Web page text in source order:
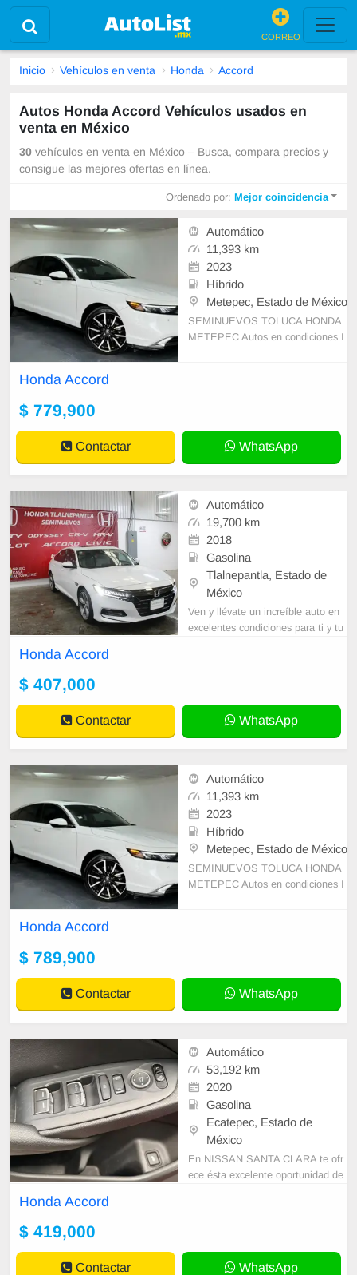
CORREO
Inicio Vehículos en venta Honda Accord
Autos Honda Accord Vehículos usados en
venta en México
30 vehículos en venta en México – Busca, compara precios y
consigue las mejores ofertas en línea.
Ordenado por:Mejor coincidencia
Automático
11,393 km
2023
Híbrido
Metepec, Estado de México
SEMINUEVOS TOLUCA HONDA
METEPEC Autos en condiciones I
Honda Accord
$ 779,900
Contactar WhatsApp
Automático
19,700 km
2018
Gasolina
Tlalnepantla, Estado de
México
Ven y llévate un increíble auto en
excelentes condiciones para ti y tu
Honda Accord
$ 407,000
Contactar WhatsApp
Automático
11,393 km
2023
Híbrido
Metepec, Estado de México
SEMINUEVOS TOLUCA HONDA
METEPEC Autos en condiciones I
Honda Accord
$ 789,900
Contactar WhatsApp
Automático
53,192 km
2020
Gasolina
Ecatepec, Estado de
México
En NISSAN SANTA CLARA te ofr
ece ésta excelente oportunidad de
Honda Accord
$ 419,000
Contactar WhatsApp